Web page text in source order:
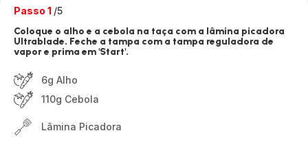
Passo 1 /5
Coloque o alho e a cebola na taça com a lâmina picadora
Ultrablade. Feche a tampa com a tampa reguladora de
vapor e prima em 'Start'.
6g Alho
110g Cebola
Lâmina Picadora